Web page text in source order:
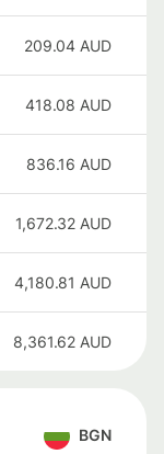
209.04 AUD
418.08 AUD
836.16 AUD
1,672.32 AUD
4,180.81 AUD
8,361.62 AUD
BGN